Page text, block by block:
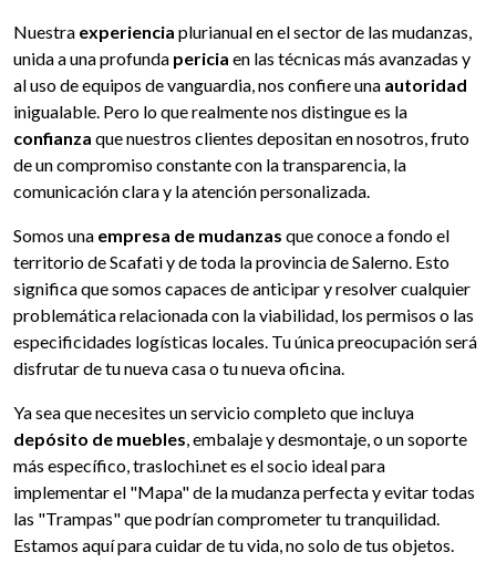
Nuestra experiencia plurianual en el sector de las mudanzas,
unida a una profunda pericia en las técnicas más avanzadas y
al uso de equipos de vanguardia, nos confiere una autoridad
inigualable. Pero lo que realmente nos distingue es la
confianza que nuestros clientes depositan en nosotros, fruto
de un compromiso constante con la transparencia, la
comunicación clara y la atención personalizada.
Somos una empresa de mudanzas que conoce a fondo el
territorio de Scafati y de toda la provincia de Salerno. Esto
significa que somos capaces de anticipar y resolver cualquier
problemática relacionada con la viabilidad, los permisos o las
especificidades logísticas locales. Tu única preocupación será
disfrutar de tu nueva casa o tu nueva oficina.
Ya sea que necesites un servicio completo que incluya
depósito de muebles, embalaje y desmontaje, o un soporte
más específico, traslochi.net es el socio ideal para
implementar el "Mapa" de la mudanza perfecta y evitar todas
las "Trampas" que podrían comprometer tu tranquilidad.
Estamos aquí para cuidar de tu vida, no solo de tus objetos.